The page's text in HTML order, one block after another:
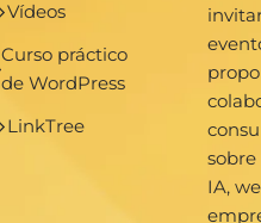
Vídeos
Curso práctico
de WordPress
LinkTree
sobre
IA,